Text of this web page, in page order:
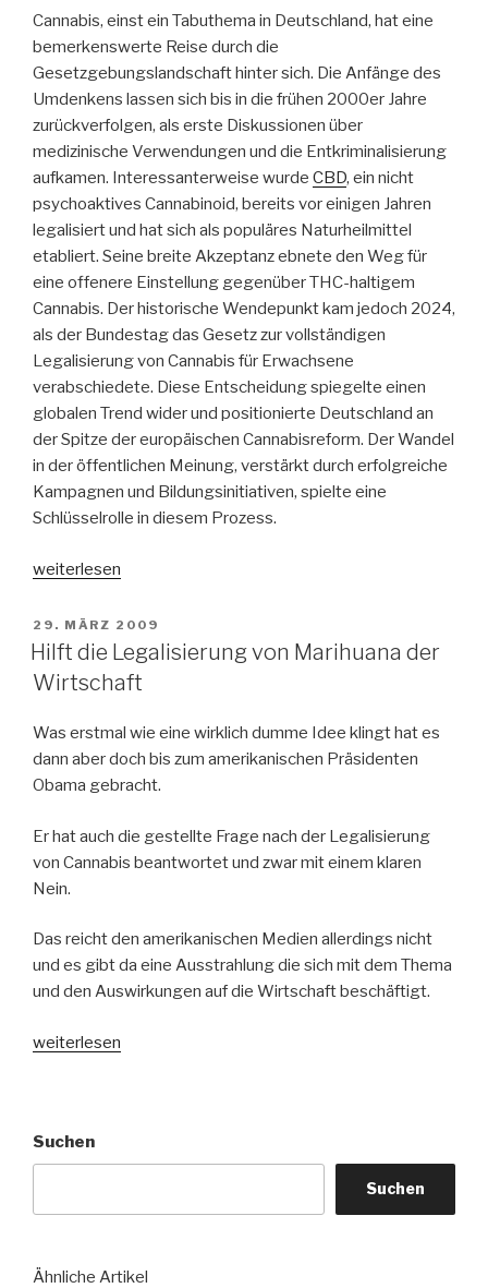
Cannabis, einst ein Tabuthema in Deutschland, hat eine
bemerkenswerte Reise durch die
Gesetzgebungslandschaft hinter sich. Die Anfänge des
Umdenkens lassen sich bis in die frühen 2000er Jahre
zurückverfolgen, als erste Diskussionen über
medizinische Verwendungen und die Entkriminalisierung
aufkamen. Interessanterweise wurde CBD, ein nicht
psychoaktives Cannabinoid, bereits vor einigen Jahren
legalisiert und hat sich als populäres Naturheilmittel
etabliert. Seine breite Akzeptanz ebnete den Weg für
eine offenere Einstellung gegenüber THC-haltigem
Cannabis. Der historische Wendepunkt kam jedoch 2024,
als der Bundestag das Gesetz zur vollständigen
Legalisierung von Cannabis für Erwachsene
verabschiedete. Diese Entscheidung spiegelte einen
globalen Trend wider und positionierte Deutschland an
der Spitze der europäischen Cannabisreform. Der Wandel
in der öffentlichen Meinung, verstärkt durch erfolgreiche
Kampagnen und Bildungsinitiativen, spielte eine
Schlüsselrolle in diesem Prozess.
„Grüne
Cannabislegalisierung
in
Deutschland
Fluch
oder
Segen?“
weiterlesen
VERÖFFENTLICHT
AM
29. MÄRZ 2009
Hilft die Legalisierung von Marihuana der
Wirtschaft
Was erstmal wie eine wirklich dumme Idee klingt hat es
dann aber doch bis zum amerikanischen Präsidenten
Obama gebracht.
Er hat auch die gestellte Frage nach der Legalisierung
von Cannabis beantwortet und zwar mit einem klaren
Nein.
Das reicht den amerikanischen Medien allerdings nicht
und es gibt da eine Ausstrahlung die sich mit dem Thema
und den Auswirkungen auf die Wirtschaft beschäftigt.
„Hilft
Marihuana
der
weiterlesen
Suchen
Suchen
Ähnliche Artikel